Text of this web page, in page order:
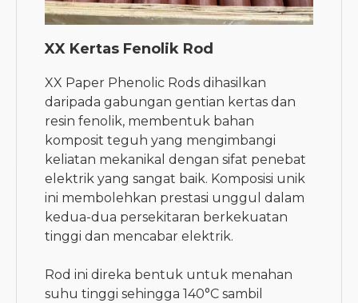
XX Kertas Fenolik Rod
XX Paper Phenolic Rods dihasilkan
daripada gabungan gentian kertas dan
resin fenolik, membentuk bahan
komposit teguh yang mengimbangi
keliatan mekanikal dengan sifat penebat
elektrik yang sangat baik. Komposisi unik
ini membolehkan prestasi unggul dalam
kedua-dua persekitaran berkekuatan
tinggi dan mencabar elektrik.
Rod ini direka bentuk untuk menahan
suhu tinggi sehingga 140°C sambil